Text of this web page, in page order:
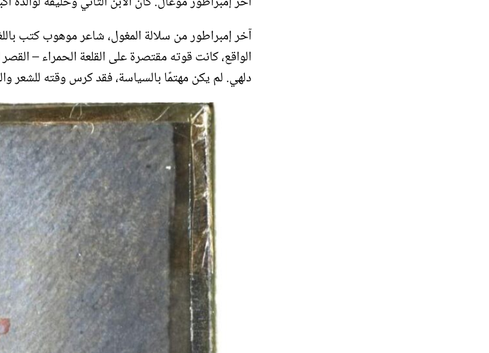
آخر إمبراطور من سلالة المغول، شاعر موهوب كتب
الواقع، كانت قوته مقتصرة على القلعة الحمراء –
دلهي. لم يكن مهتمًا بالسياسة، فقد كرس وقته للشعر